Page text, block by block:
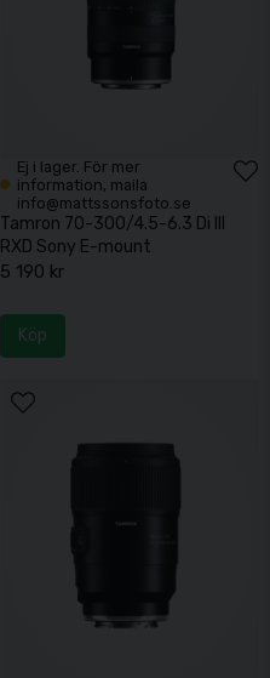
Ej i lager. För mer
information, maila
info@mattssonsfoto.se
Tamron 70-300/4.5-6.3 Di III
RXD Sony E-mount
5 190 kr
Köp